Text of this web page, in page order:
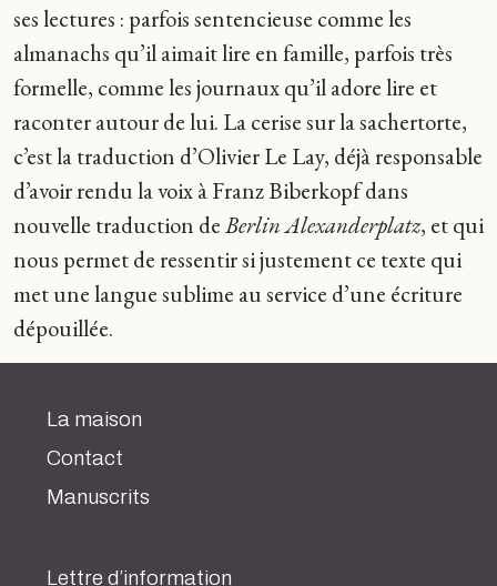
ses lectures : parfois sentencieuse comme les
almanachs qu’il aimait lire en famille, parfois très
formelle, comme les journaux qu’il adore lire et
raconter autour de lui. La cerise sur la sachertorte,
c’est la traduction d’Olivier Le Lay, déjà responsable
d’avoir rendu la voix à Franz Biberkopf dans
nouvelle traduction deBerlin Alexanderplatz, et qui
nous permet de ressentir si justement ce texte qui
met une langue sublime au service d’une écriture
dépouillée.
La maison
Contact
Manuscrits
Lettre d’information